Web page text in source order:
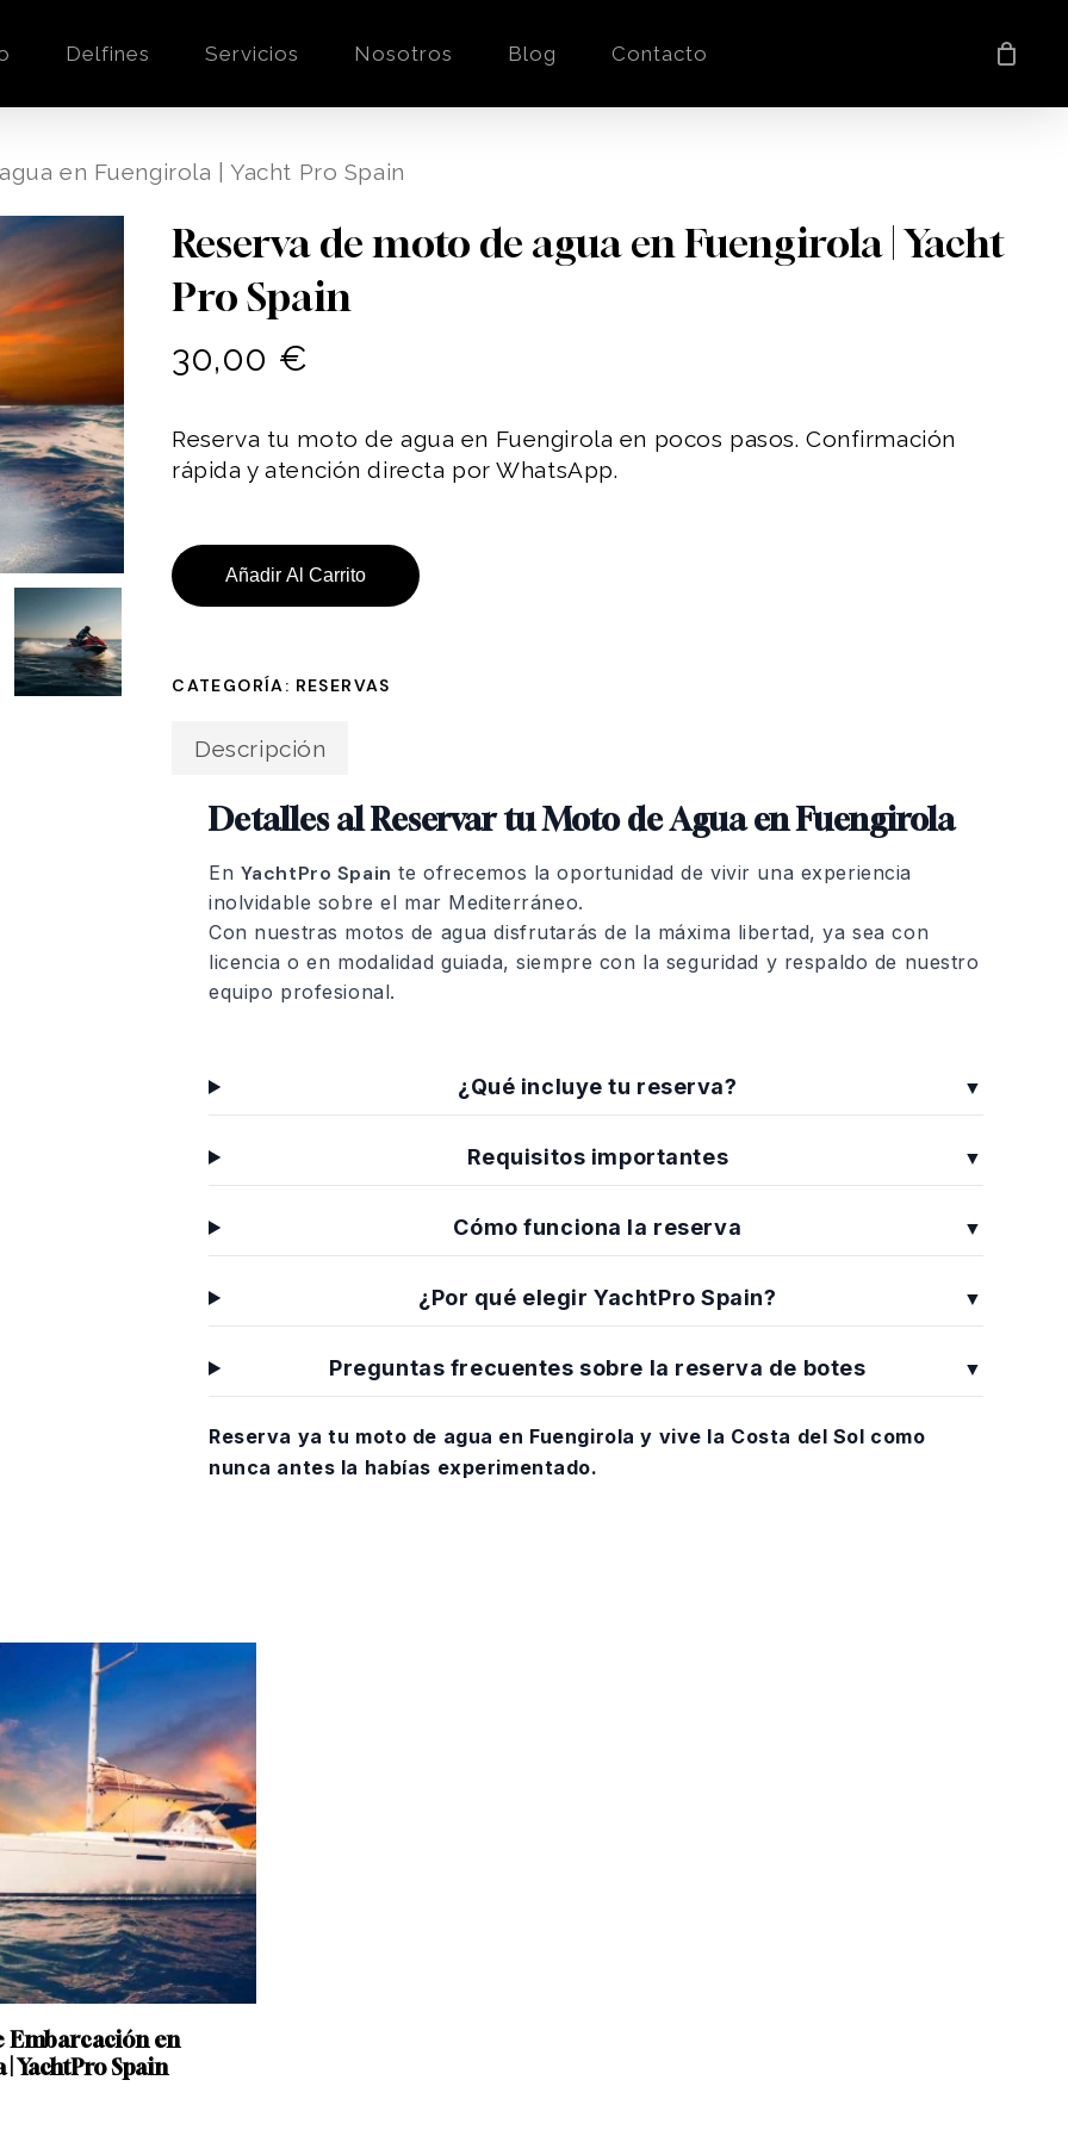
Delfines Servicios Nosotros Blog Contacto
en Fuengirola | Yacht Pro Spain
Reserva de moto de agua en Fuengirola | Yacht
Pro Spain
30,00 €
Reserva tu moto de agua en Fuengirola en pocos pasos. Confirmación
rápida y atención directa por WhatsApp.
Añadir Al Carrito
CATEGORÍA: RESERVAS
Descripción
Detalles al Reservar tu Moto de Agua en Fuengirola
En YachtPro Spain te ofrecemos la oportunidad de vivir una experiencia
inolvidable sobre el mar Mediterráneo.
Con nuestras motos de agua disfrutarás de la máxima libertad, ya sea con
licencia o en modalidad guiada, siempre con la seguridad y respaldo de nuestro
equipo profesional.
¿Qué incluye tu reserva? ▼
Requisitos importantes ▼
Cómo funciona la reserva ▼
¿Por qué elegir YachtPro Spain? ▼
Preguntas frecuentes sobre la reserva de botes ▼
Reserva ya tu moto de agua en Fuengirola y vive la Costa del Sol como
nunca antes la habías experimentado.
Añadir Al Carrito
Embarcación en
YachtPro Spain